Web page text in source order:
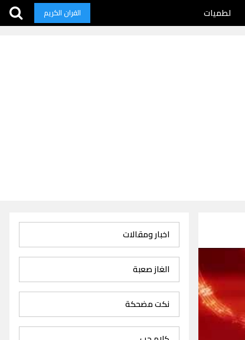
لطميات القران الكريم
اخبار ومقالات
الغاز صعبة
نكت مضحكة